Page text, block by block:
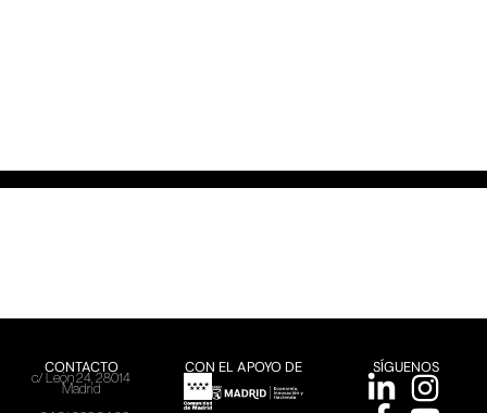
CONTACTO
c/ León 24, 28014
Madrid
CON EL APOYO DE SÍGUENOS